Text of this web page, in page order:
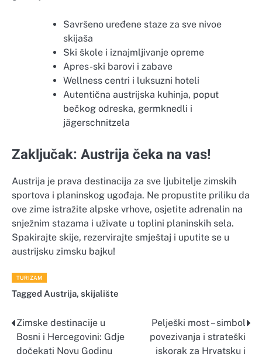
Savršeno uređene staze za sve nivoe
skijaša
Ski škole i iznajmljivanje opreme
Apres-ski barovi i zabave
Wellness centri i luksuzni hoteli
Autentična austrijska kuhinja, poput
bečkog odreska, germknedli i
jägerschnitzela
Zaključak: Austrija čeka na vas!
Austrija je prava destinacija za sve ljubitelje zimskih
sportova i planinskog ugođaja. Ne propustite priliku da
ove zime istražite alpske vrhove, osjetite adrenalin na
snježnim stazama i uživate u toplini planinskih sela.
Spakirajte skije, rezervirajte smještaj i uputite se u
austrijsku zimsku bajku!
TURIZAM
Tagged Austrija, skijalište
Navigacija
objava
Zimske destinacije u
Bosni i Hercegovini: Gdje
dočekati Novu Godinu
Pelješki most – simbol
povezivanja i strateški
iskorak za Hrvatsku i